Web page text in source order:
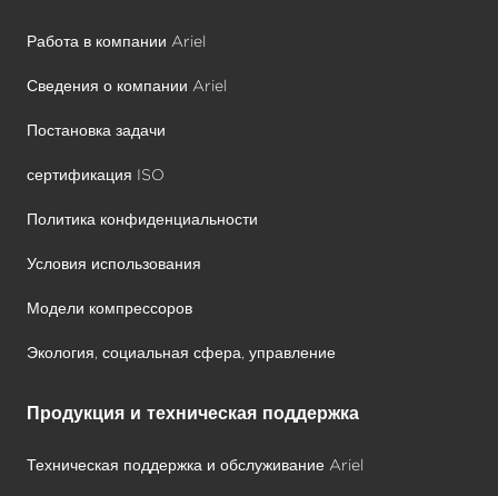
Работа в компании Ariel
Сведения о компании Ariel
Постановка задачи
сертификация ISO
Политика конфиденциальности
Условия использования
Модели компрессоров
Экология, социальная сфера, управление
Продукция и техническая поддержка
Техническая поддержка и обслуживание Ariel